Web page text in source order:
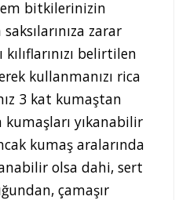
bitkilerinizin
zarar
belirtilen
kullanmanızı rica
3 kat kumaştan
yıkanabilir
kumaş aralarında
olsa dahi, sert
çamaşır